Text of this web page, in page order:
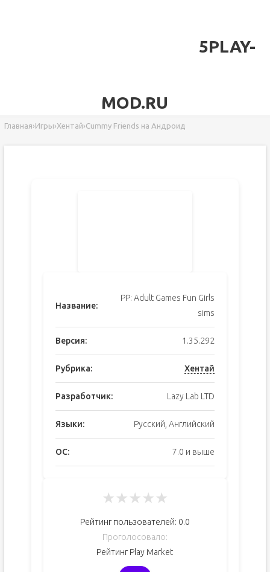
5PLAY-
MOD.RU
Главная›Игры›Хентай›Cummy Friends на Андроид
Название:
PP: Adult Games Fun Girls
sims
Версия: 1.35.292
Рубрика: Хентай
Разработчик: Lazy Lab LTD
Языки: Русский, Английский
ОС: 7.0 и выше
★★★★★
Рейтинг пользователей: 0.0
Проголосовало:
Рейтинг Play Market